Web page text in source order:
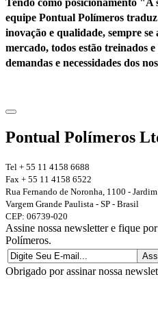
Tendo como posicionamento "A
equipe Pontual Polímeros
inovação e qualidade, sempre
mercado, todos estão treinados
demandas e necessidades dos
Pontual Polímeros
Tel + 55 11 4158 6688
Fax + 55 11 4158 6522
Rua Fernando de Noronha, 1100 -
Vargem Grande Paulista - SP - Brasil
CEP: 06739-020
Assine nossa newsletter e fique
Polímeros.
Obrigado por assinar nossa